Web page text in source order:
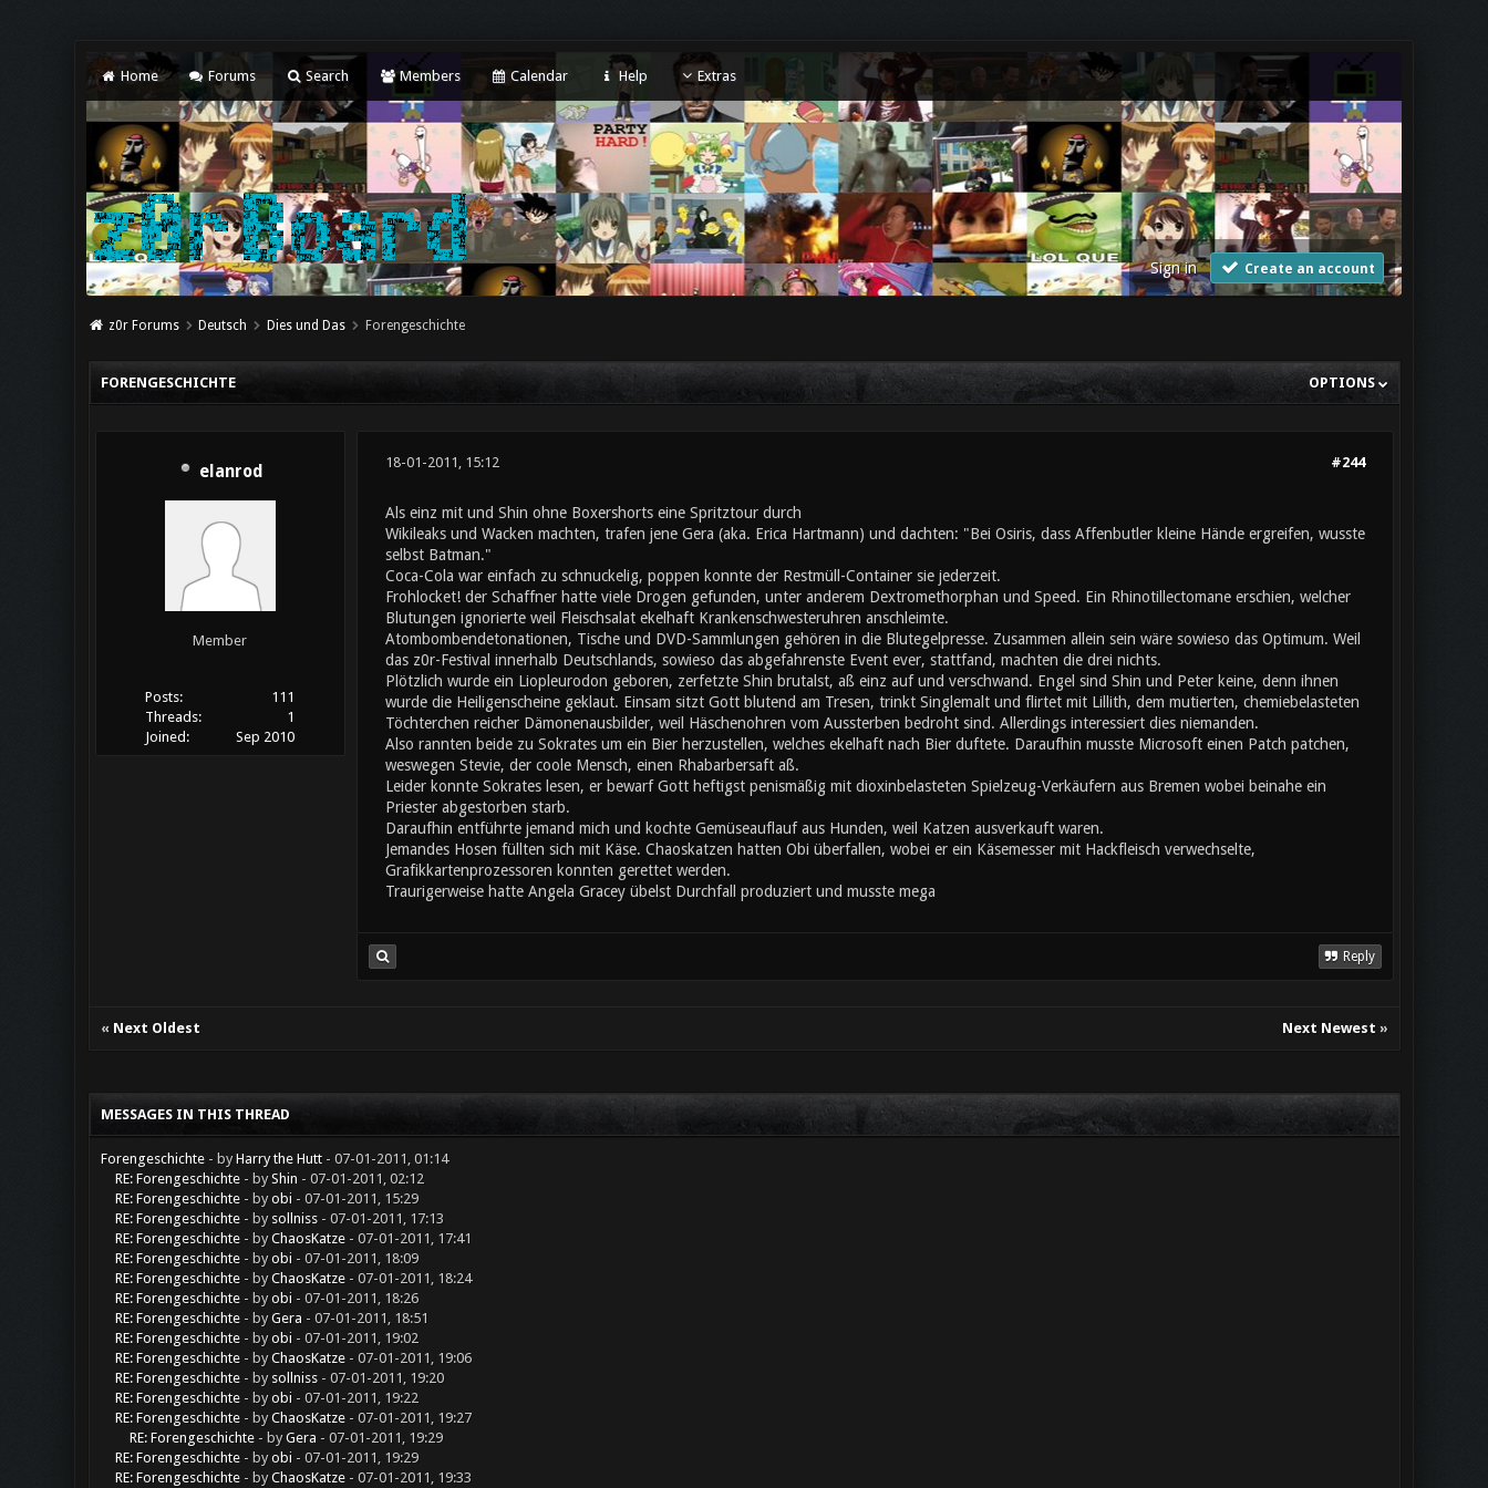
Home Forums Search Members Calendar Help Extras
Sign in Create an account
z0r Forums Deutsch Dies und Das Forengeschichte
OPTIONS
FORENGESCHICHTE
elanrod
Member
Posts:
111
Threads:
1
Joined:
Sep 2010
#244
18-01-2011, 15:12
Als einz mit und Shin ohne Boxershorts eine Spritztour durch
Wikileaks und Wacken machten, trafen jene Gera (aka. Erica Hartmann) und dachten: "Bei Osiris, dass Affenbutler kleine Hände ergreifen, wusste
selbst Batman."
Coca-Cola war einfach zu schnuckelig, poppen konnte der Restmüll-Container sie jederzeit.
Frohlocket! der Schaffner hatte viele Drogen gefunden, unter anderem Dextromethorphan und Speed. Ein Rhinotillectomane erschien, welcher
Blutungen ignorierte weil Fleischsalat ekelhaft Krankenschwesteruhren anschleimte.
Atombombendetonationen, Tische und DVD-Sammlungen gehören in die Blutegelpresse. Zusammen allein sein wäre sowieso das Optimum. Weil
das z0r-Festival innerhalb Deutschlands, sowieso das abgefahrenste Event ever, stattfand, machten die drei nichts.
Plötzlich wurde ein Liopleurodon geboren, zerfetzte Shin brutalst, aß einz auf und verschwand. Engel sind Shin und Peter keine, denn ihnen
wurde die Heiligenscheine geklaut. Einsam sitzt Gott blutend am Tresen, trinkt Singlemalt und flirtet mit Lillith, dem mutierten, chemiebelasteten
Töchterchen reicher Dämonenausbilder, weil Häschenohren vom Aussterben bedroht sind. Allerdings interessiert dies niemanden.
Also rannten beide zu Sokrates um ein Bier herzustellen, welches ekelhaft nach Bier duftete. Daraufhin musste Microsoft einen Patch patchen,
weswegen Stevie, der coole Mensch, einen Rhabarbersaft aß.
Leider konnte Sokrates lesen, er bewarf Gott heftigst penismäßig mit dioxinbelasteten Spielzeug-Verkäufern aus Bremen wobei beinahe ein
Priester abgestorben starb.
Daraufhin entführte jemand mich und kochte Gemüseauflauf aus Hunden, weil Katzen ausverkauft waren.
Jemandes Hosen füllten sich mit Käse. Chaoskatzen hatten Obi überfallen, wobei er ein Käsemesser mit Hackfleisch verwechselte,
Grafikkartenprozessoren konnten gerettet werden.
Traurigerweise hatte Angela Gracey übelst Durchfall produziert und musste mega
Reply
« Next Oldest Next Newest »
MESSAGES IN THIS THREAD
Forengeschichte - byHarry the Hutt- 07-01-2011, 01:14
RE: Forengeschichte - byShin - 07-01-2011, 02:12
RE: Forengeschichte - byobi- 07-01-2011, 15:29
RE: Forengeschichte - by sollniss- 07-01-2011, 17:13
RE: Forengeschichte - byChaosKatze- 07-01-2011, 17:41
RE: Forengeschichte - byobi- 07-01-2011, 18:09
RE: Forengeschichte - byChaosKatze- 07-01-2011, 18:24
RE: Forengeschichte - byobi- 07-01-2011, 18:26
RE: Forengeschichte - byGera - 07-01-2011, 18:51
RE: Forengeschichte - byobi- 07-01-2011, 19:02
RE: Forengeschichte - byChaosKatze- 07-01-2011, 19:06
RE: Forengeschichte - by sollniss- 07-01-2011, 19:20
RE: Forengeschichte - byobi- 07-01-2011, 19:22
RE: Forengeschichte - byChaosKatze- 07-01-2011, 19:27
RE: Forengeschichte - byGera - 07-01-2011, 19:29
RE: Forengeschichte - byobi- 07-01-2011, 19:29
RE: Forengeschichte - byChaosKatze- 07-01-2011, 19:33